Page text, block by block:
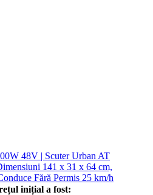
48V | Scuter Urban AT
141 x 31 x 64 cm,
Fără Permis 25 km/h
inițial a fost: